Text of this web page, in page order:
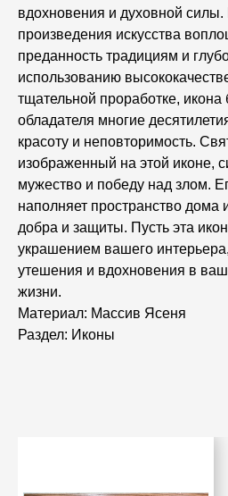
вдохновения и духовной силы.
произведения искусства
преданность традициям и
использованию
тщательной проработке, икона
обладателя многие
красоту и неповторимость.
изображенный на этой иконе,
мужество и победу над злом.
наполняет пространство дома
добра и защиты. Пусть эта
украшением вашего
утешения и вдохновения в
жизни.
Материал: Массив Ясеня
Раздел: Иконы